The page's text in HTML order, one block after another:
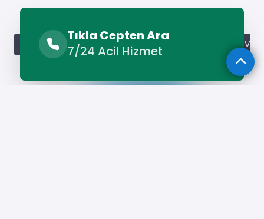
Tıkla Cepten Ara
7/24 Acil Hizmet
Banaz Vestel Servisi Eşme Vestel Servisi Karahallı